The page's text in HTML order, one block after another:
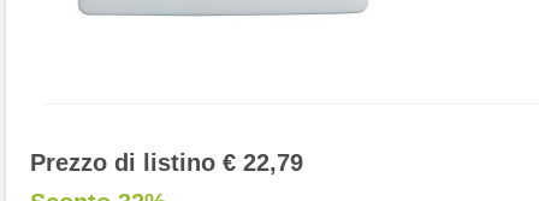
Prezzo di listino € 22,79